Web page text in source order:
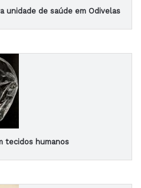
unidade de saúde em Odivelas
tecidos humanos